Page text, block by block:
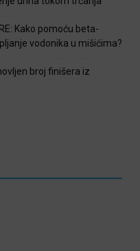
Kako pomoću beta-
vodonika u mišićima?
broj finišera iz